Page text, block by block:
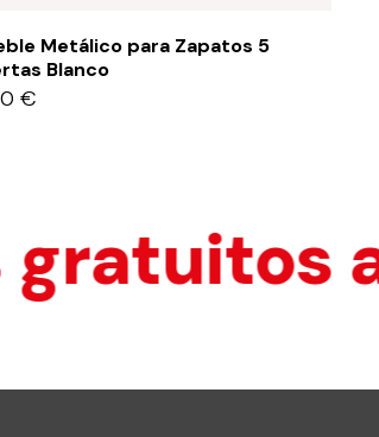
Metálico para Zapatos 5
Blanco
€
a